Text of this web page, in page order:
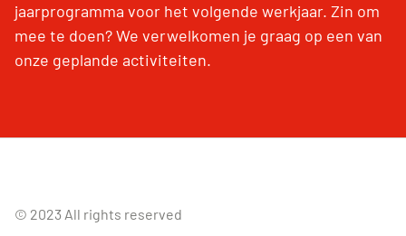
jaarprogramma voor het volgende werkjaar. Zin om
mee te doen? We verwelkomen je graag op een van
onze geplande activiteiten.
© 2023 All rights reserved